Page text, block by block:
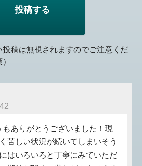
投稿は無視されますのでご注意くだ
もありがとうございました！現
苦しい状況が続いてしまいそう
はいろいろと丁寧にみていただ